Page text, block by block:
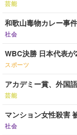
コメントポスト
芸能
和歌山毒物カレー事
社会
WBC決勝 日本代表が
スポーツ
アカデミー賞、外国
芸能
マンション女性殺害
社会